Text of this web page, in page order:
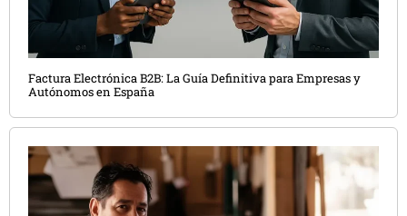
Factura Electrónica B2B: La Guía Definitiva para Empresas y
Autónomos en España